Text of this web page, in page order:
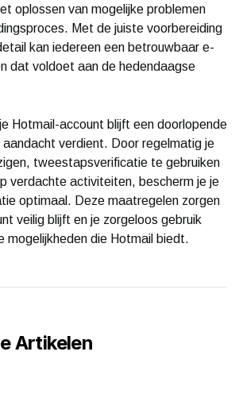
oplossen van mogelijke problemen
Met de juiste voorbereiding
kan iedereen een betrouwbaar e-
dat voldoet aan de hedendaagse
Hotmail-account blijft een doorlopende
verdient. Door regelmatig je
tweestapsverificatie te gebruiken
verdachte activiteiten, bescherm je je
optimaal. Deze maatregelen zorgen
veilig blijft en je zorgeloos gebruik
mogelijkheden die Hotmail biedt.
Artikelen